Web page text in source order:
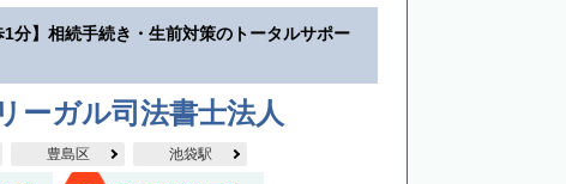
1分】相続手続き・生前対策のトータルサポー
ーガル司法書士法人
豊島区 池袋駅